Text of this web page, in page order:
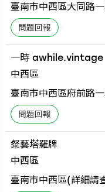
臺南市中西區大同路
一時 awhile.vintage
中西區
臺南市中西區府前路
粲藝塔羅牌
中西區
臺南市中西區(詳細請